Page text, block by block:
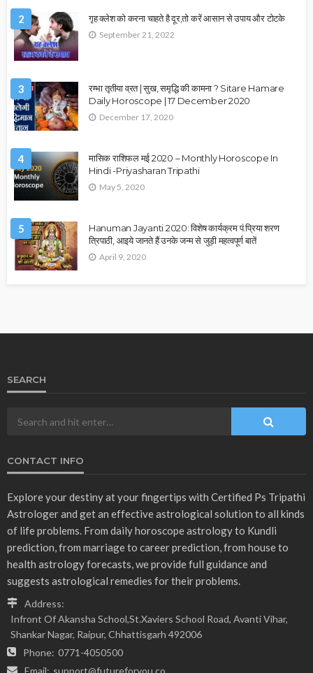
2 गृह क्लेश को करना चाहते है दूर,तो करें आसान से उपाय और टोटके
September 21, 2022
3
रम्भा तृतीया व्रत | सुख, समृद्धि की कामना ? Sitare Hamare
Daily Horoscope | 17 December 2020
December 17, 2020
4
मासिक राशिफल मई 2020 – Monthly Horoscope In
Hindi -Priyasharan Tripathi
May 5, 2020
5
Hanuman Jayanti 2020: विशेष कार्यक्रम पं.प्रिया शरण
त्रिपाठी, आइये जानते हैं उनके जन्म से जुड़ी महत्वपूर्ण बातें
April 9, 2020
SEARCH
CONTACT INFO
Explore your destiny at your fingertips with Certified Ps Tripathi
Astrologer and get an effective astrological solution to all kinds
of life problems. From daily horoscope astrology to Kundli
prediction, from marriage to career prediction, from house to
health astrology forecasts, we provide full guidance and
suggests astrological remedies for their problems.
Address:
Infront Of Akansha School,St.Xaviers School Road, Avanti Vihar,
Shankar Nagar, Raipur, Chhattisgarh 492006
Phone: 0771-4050500